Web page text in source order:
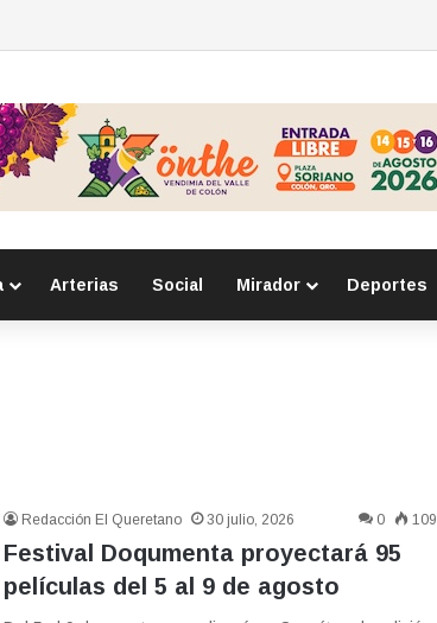
calificado ocurrido en la colonia Lázaro Cárdenas
Arterias Social Mirador Deportes
Redacción El Queretano 30 julio, 2026 0 109
Festival Doqumenta proyectará 95
películas del 5 al 9 de agosto